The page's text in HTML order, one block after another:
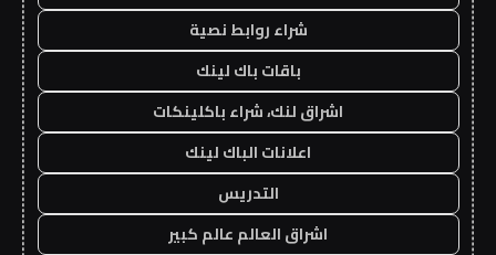
شراء روابط نصية
باقات باك لينك
اشراق لنك، شراء باكلينكات
اعلانات الباك لينك
التدريس
اشراق العالم عالم كبير